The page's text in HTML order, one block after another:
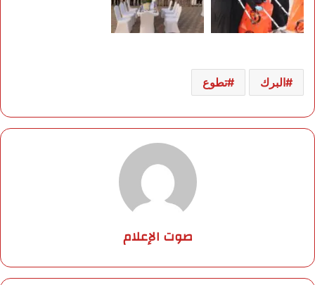
البرك تطوع
صوت الإعلام